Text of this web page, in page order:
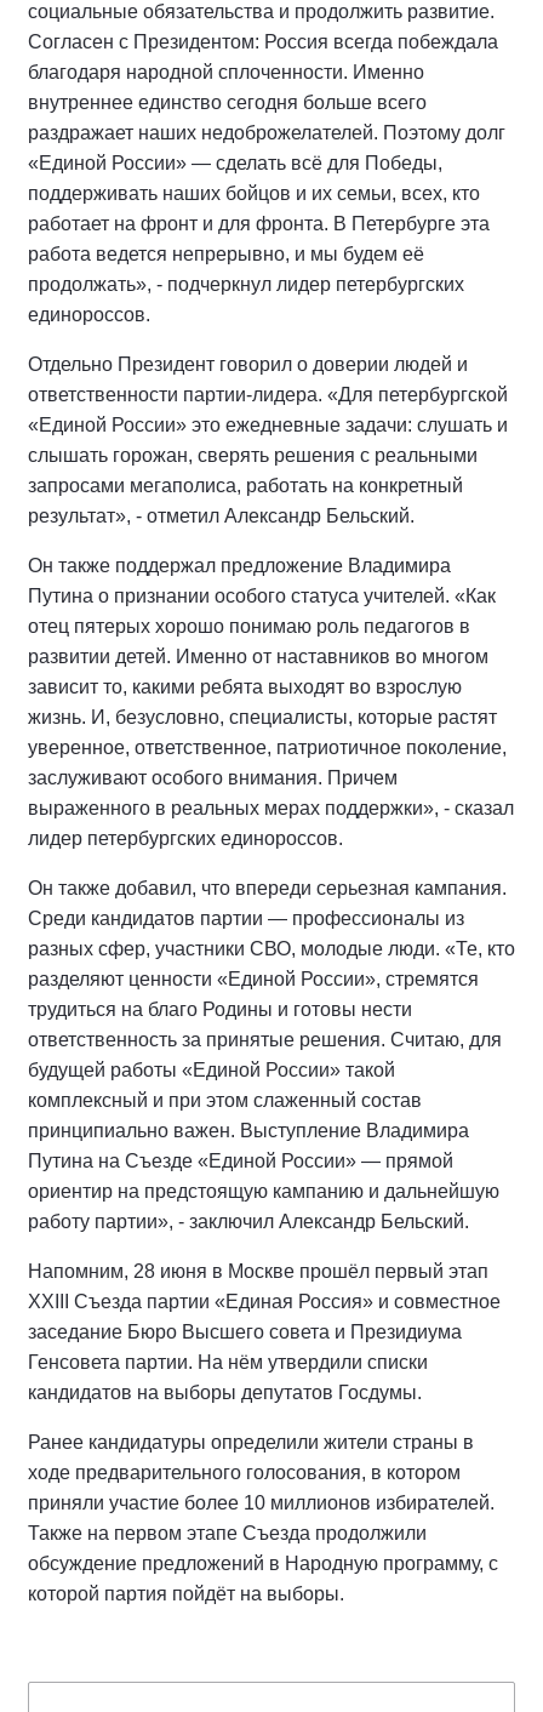
социальные обязательства и продолжить развитие.
Согласен с Президентом: Россия всегда побеждала
благодаря народной сплоченности. Именно
внутреннее единство сегодня больше всего
раздражает наших недоброжелателей. Поэтому долг
«Единой России» — сделать всё для Победы,
поддерживать наших бойцов и их семьи, всех, кто
работает на фронт и для фронта. В Петербурге эта
работа ведется непрерывно, и мы будем её
продолжать», - подчеркнул лидер петербургских
единороссов.
Отдельно Президент говорил о доверии людей и
ответственности партии-лидера. «Для петербургской
«Единой России» это ежедневные задачи: слушать и
слышать горожан, сверять решения с реальными
запросами мегаполиса, работать на конкретный
результат», - отметил Александр Бельский.
Он также поддержал предложение Владимира
Путина о признании особого статуса учителей. «Как
отец пятерых хорошо понимаю роль педагогов в
развитии детей. Именно от наставников во многом
зависит то, какими ребята выходят во взрослую
жизнь. И, безусловно, специалисты, которые растят
уверенное, ответственное, патриотичное поколение,
заслуживают особого внимания. Причем
выраженного в реальных мерах поддержки», - сказал
лидер петербургских единороссов.
Он также добавил, что впереди серьезная кампания.
Среди кандидатов партии — профессионалы из
разных сфер, участники СВО, молодые люди. «Те, кто
разделяют ценности «Единой России», стремятся
трудиться на благо Родины и готовы нести
ответственность за принятые решения. Считаю, для
будущей работы «Единой России» такой
комплексный и при этом слаженный состав
принципиально важен. Выступление Владимира
Путина на Съезде «Единой России» — прямой
ориентир на предстоящую кампанию и дальнейшую
работу партии», - заключил Александр Бельский.
Напомним, 28 июня в Москве прошёл первый этап
XXIII Съезда партии «Единая Россия» и совместное
заседание Бюро Высшего совета и Президиума
Генсовета партии. На нём утвердили списки
кандидатов на выборы депутатов Госдумы.
Ранее кандидатуры определили жители страны в
ходе предварительного голосования, в котором
приняли участие более 10 миллионов избирателей.
Также на первом этапе Съезда продолжили
обсуждение предложений в Народную программу, с
которой партия пойдёт на выборы.